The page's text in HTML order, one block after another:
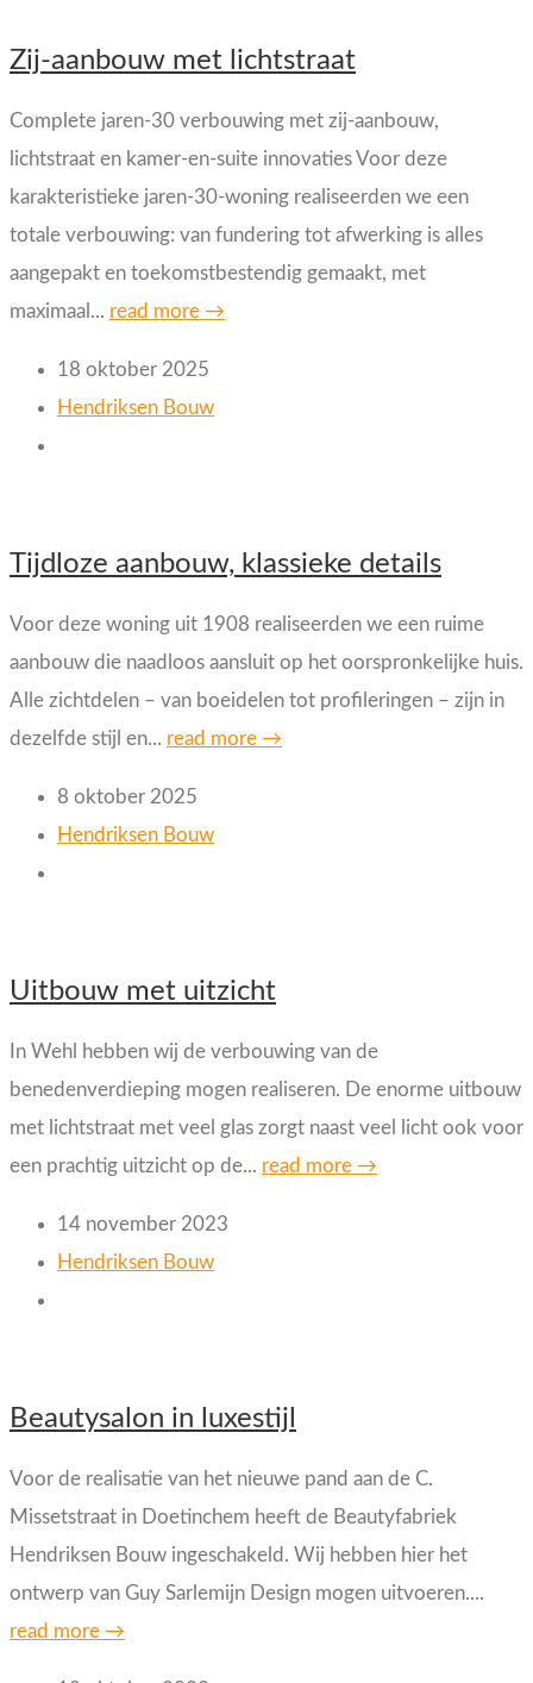
Zij-aanbouw met lichtstraat
Complete jaren-30 verbouwing met zij-aanbouw,
lichtstraat en kamer-en-suite innovaties Voor deze
karakteristieke jaren-30-woning realiseerden we een
totale verbouwing: van fundering tot afwerking is alles
aangepakt en toekomstbestendig gemaakt, met
maximaal... read more →
18 oktober 2025
Hendriksen Bouw
Tijdloze aanbouw, klassieke details
Voor deze woning uit 1908 realiseerden we een ruime
aanbouw die naadloos aansluit op het oorspronkelijke huis.
Alle zichtdelen – van boeidelen tot profileringen – zijn in
dezelfde stijl en... read more →
8 oktober 2025
Hendriksen Bouw
Uitbouw met uitzicht
In Wehl hebben wij de verbouwing van de
benedenverdieping mogen realiseren. De enorme uitbouw
met lichtstraat met veel glas zorgt naast veel licht ook voor
een prachtig uitzicht op de... read more →
14 november 2023
Hendriksen Bouw
Beautysalon in luxestijl
Voor de realisatie van het nieuwe pand aan de C.
Missetstraat in Doetinchem heeft de Beautyfabriek
Hendriksen Bouw ingeschakeld. Wij hebben hier het
ontwerp van Guy Sarlemijn Design mogen uitvoeren....
read more →